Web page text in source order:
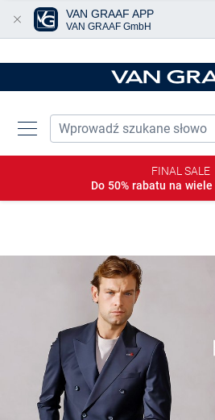
FINAL SALE
Do 50% rabatu na wiele
VAN GRAAF APP
VAN GRAAF GmbH